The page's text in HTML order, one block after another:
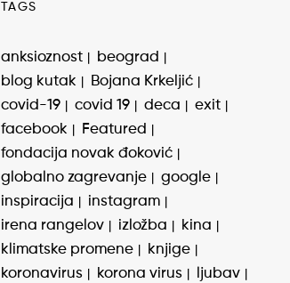
TAGS
anksioznost
beograd
blog kutak
Bojana Krkeljić
covid-19
covid 19 deca
exit
facebook
Featured
fondacija novak đoković
globalno zagrevanje
google
inspiracija
instagram
irena rangelov
izložba
kina
klimatske promene
knjige
koronavirus
korona virus
ljubav